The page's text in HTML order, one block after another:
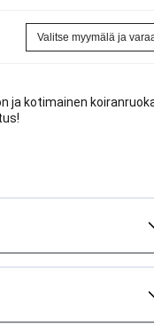
Valitse myymälä ja
ja kotimainen